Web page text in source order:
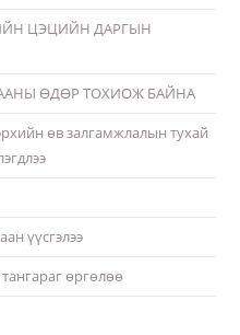
ЦЭЦИЙН ДАРГЫН
ӨДӨР ТОХИОЖ БАЙНА
өв залгамжлалын тухай
үүсгэлээ
өргөлөө